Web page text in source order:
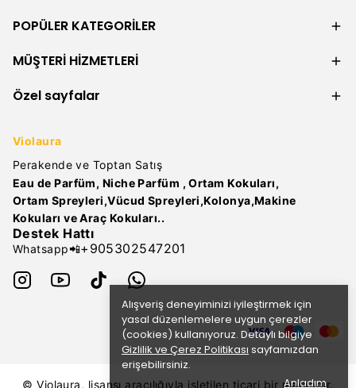
Alışveriş deneyiminizi iyileştirmek için
yasal düzenlemelere uygun çerezler
(cookies) kullanıyoruz. Detaylı bilgiye
Gizlilik ve Çerez Politikası sayfamızdan
erişebilirsiniz.
Anladım
POPÜLER KATEGORİLER
MÜŞTERİ HİZMETLERİ
Özel sayfalar
Violaura
Perakende ve Toptan Satış
Eau de Parfüm, Niche Parfüm , Ortam Kokuları,
Ortam Spreyleri,Vücud Spreyleri,Kolonya,Makine
Kokuları ve Araç Kokuları..
Destek Hattı
Whatsapp📲+905302547201
© Violaura, lisansı aracılığıyla işletilen ticari bir markadır.